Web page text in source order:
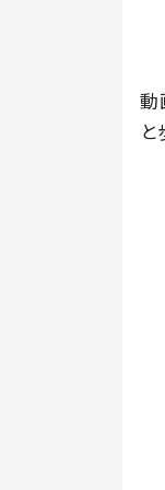
動